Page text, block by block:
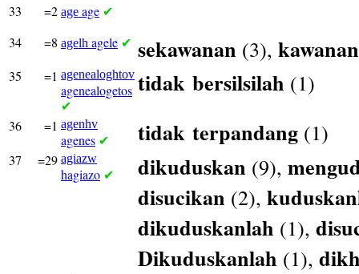
33 =2 age age ✔
34 =8 agelh agele ✔ sekawanan (3), kawanan
35 =1 agenealoghtov
agenealogetos
✔
tidak bersilsilah (1)
36 =1 agenhv
agenes ✔ tidak terpandang (1)
37 =29 agiazw
hagiazo ✔ dikuduskan (9),
disucikan (2),
dikuduskanlah (1),
Dikuduskanlah (1),